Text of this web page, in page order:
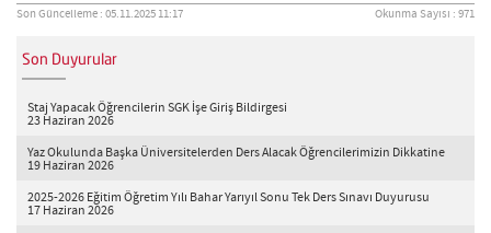
Son Güncelleme : 05.11.2025 11:17 Okunma Sayısı : 971
Son Duyurular
Staj Yapacak Öğrencilerin SGK İşe Giriş Bildirgesi
23 Haziran 2026
Yaz Okulunda Başka Üniversitelerden Ders Alacak Öğrencilerimizin Dikkatine
19 Haziran 2026
2025-2026 Eğitim Öğretim Yılı Bahar Yarıyıl Sonu Tek Ders Sınavı Duyurusu
17 Haziran 2026